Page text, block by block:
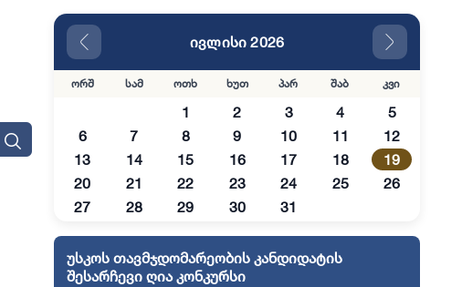
ივლისი 2026
ორშ სამ ოთხ ხუთ პარ შაბ კვი
1 2 3 4
5
6
7 8 9 10 11
12
13
14 15 16 17 18
19
20
21 22 23 24 25
26
27
28 29 30 31
უსკოს თავმჯდომარეობის კანდიდატის
შესარჩევი ღია კონკურსი